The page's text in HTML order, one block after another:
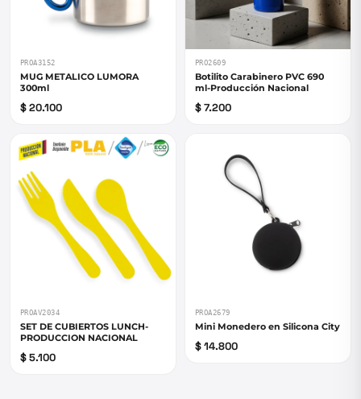
PROA3152
MUG METALICO LUMORA
300ml
$ 20.100
PRO2609
Botilito Carabinero PVC 690
ml-Producción Nacional
$ 7.200
PROAV2034
SET DE CUBIERTOS LUNCH-
PRODUCCION NACIONAL
$ 5.100
PROA2679
Mini Monedero en Silicona City
$ 14.800